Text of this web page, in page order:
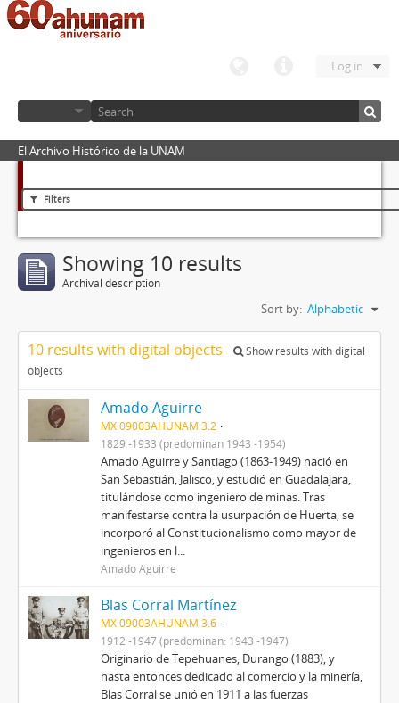
Log in
El Archivo Histórico de la UNAM
Filters
Showing 10 results
Archival description
Sort by: Alphabetic
10 results with digital objects
Show results with digital
objects
Amado Aguirre
MX 09003AHUNAM 3.2
1829 -1933 (predominan 1943 -1954)
Amado Aguirre y Santiago (1863-1949) nació en
San Sebastián, Jalisco, y estudió en Guadalajara,
titulándose como ingeniero de minas. Tras
manifestarse contra la usurpación de Huerta, se
incorporó al Constitucionalismo como mayor de
ingenieros en l...
Amado Aguirre
Blas Corral Martínez
MX 09003AHUNAM 3.6
1912 -1947 (predominan: 1943 -1947)
Originario de Tepehuanes, Durango (1883), y
hasta entonces dedicado al comercio y la minería,
Blas Corral se unió en 1911 a las fuerzas